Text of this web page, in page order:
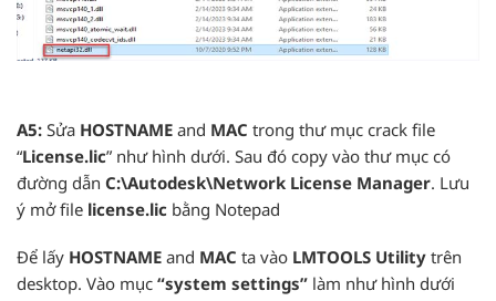
A5: Sửa HOSTNAME and MAC trong thư mục crack file
“License.lic” như hình dưới. Sau đó copy vào thư mục có
đường dẫn C:\Autodesk\Network License Manager. Lưu
ý mở file license.lic bằng Notepad
Để lấy HOSTNAME and MAC ta vào LMTOOLS Utility trên
desktop. Vào mục “system settings” làm như hình dưới